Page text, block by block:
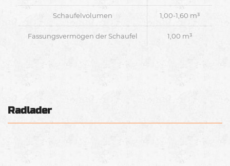
Schaufelvolumen 1,00-1,60 m³
Fassungsvermögen der Schaufel 1,00 m³
Radlader